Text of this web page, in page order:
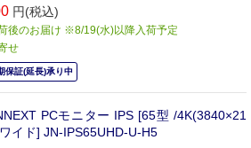
円(税込)
後のお届け ※8/19(水)以降入荷予定
せ
保証(延長)承り中
PCモニター IPS [65型 /4K(3840×21
イド] JN-IPS65UHD-U-H5